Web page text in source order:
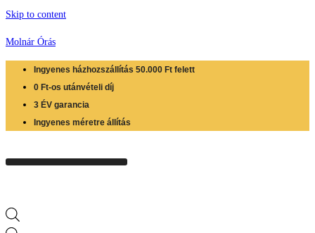
Skip to content
Molnár Órás
Ingyenes házhozszállítás 50.000 Ft felett
0 Ft-os utánvételi díj
3 ÉV garancia
Ingyenes méretre állítás